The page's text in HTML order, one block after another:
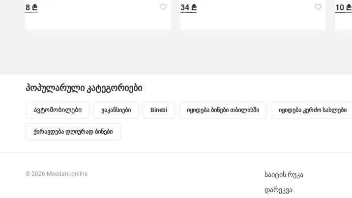
8 ₾ 34 ₾ 10 ₾
პოპულარული კატეგორიები
Ავტომობილები ვაკანსიები Binebi იყიდება ბინები თბილისში იყიდება კერძო სახლები
ქირავდება დღიურად ბინები
© 2026 Moedani.online
საიტის რუკა
დარეკვა